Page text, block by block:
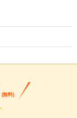
(無料)